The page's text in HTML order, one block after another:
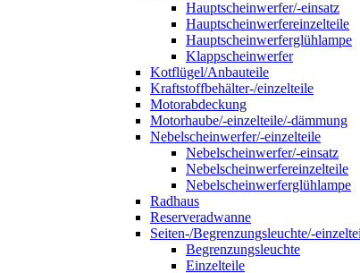
Hauptscheinwerfer/-einsatz
Hauptscheinwerfereinzelteile
Hauptscheinwerferglühlampe
Klappscheinwerfer
Kotflügel/Anbauteile
Kraftstoffbehälter-/einzelteile
Motorabdeckung
Motorhaube/-einzelteile/-dämmung
Nebelscheinwerfer/-einzelteile
Nebelscheinwerfer/-einsatz
Nebelscheinwerfereinzelteile
Nebelscheinwerferglühlampe
Radhaus
Reserveradwanne
Seiten-/Begrenzungsleuchte/-
Begrenzungsleuchte
Einzelteile